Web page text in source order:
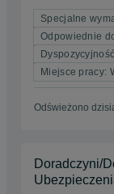
Specjalne
Odpowiednie
Miejsce pracy:
Odświeżono
Doradczyni/